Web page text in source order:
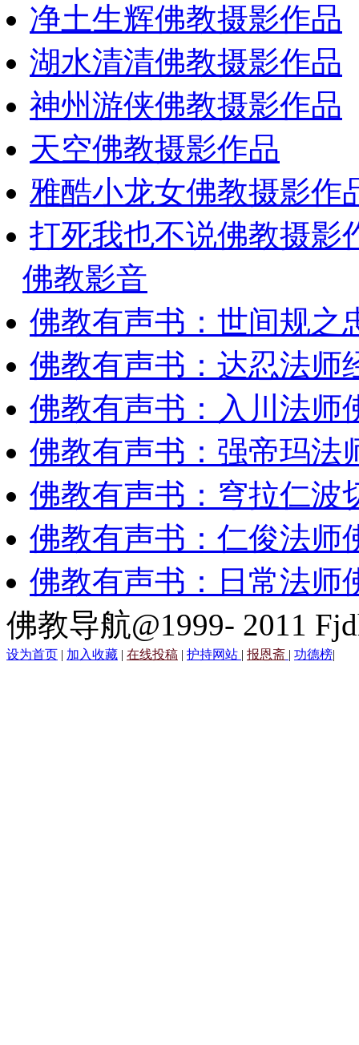
净土生辉佛教摄影作品
湖水清清佛教摄影作品
神州游侠佛教摄影作品
天空佛教摄影作品
雅酷小龙女佛教摄影作
打死我也不说佛教摄影
佛教影音
佛教有声书：世间规
佛教有声书：达忍法师
佛教有声书：入川法师
佛教有声书：强帝玛法
佛教有声书：穹拉仁波
佛教有声书：仁俊法师
佛教有声书：日常法师
佛教导航@1999- 2011
设为首页 | 加入收藏 | 在线投稿 | 护持网站 | 报恩斋 | 功德榜|